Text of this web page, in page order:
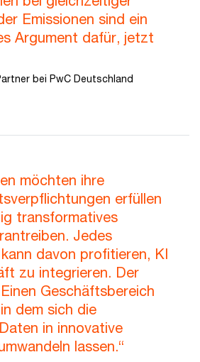
Emissionen sind ein
Argument dafür, jetzt
bei PwC Deutschland
möchten ihre
erfüllen
transformatives
Jedes
davon profitieren, KI
zu integrieren. Der
Geschäftsbereich
dem sich die
in innovative
lassen.“